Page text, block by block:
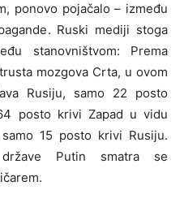
ponovo pojačalo – između
Ruski mediji stoga
stanovništvom: Prema
mozgova Crta, u ovom
Rusiju, samo 22 posto
posto krivi Zapad u vidu
15 posto krivi Rusiju.
Putin smatra se